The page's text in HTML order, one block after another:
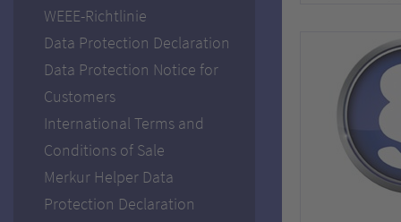
WEEE-Richtlinie
Data Protection Declaration
Data Protection Notice for
Customers
International Terms and
Conditions of Sale
Merkur Helper Data
Protection Declaration